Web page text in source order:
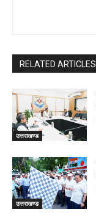
RELATED ARTICLES
उत्तराखण्ड
उत्तराखण्ड